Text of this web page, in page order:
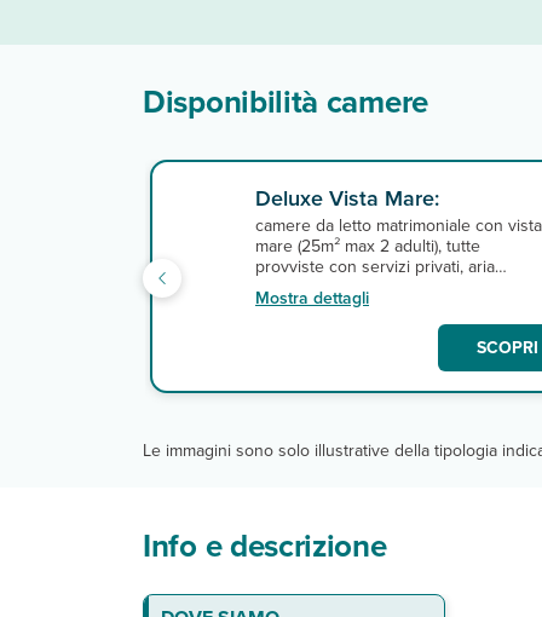
Disponibilità camere
Deluxe Vista Mare:
camere da letto matrimoniale con vista
mare (25m² max 2 adulti), tutte
provviste con servizi privati, aria
condizionata, asciugacapelli, tv
satellitare, telefono, minibar, cassaforte
Mostra dettagli
Le immagini sono solo illustrative della tipologia
Info e descrizione
La spiaggia
Le camere
Ristoranti e bar
Servizi